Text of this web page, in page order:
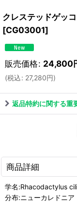
クレステッドゲッ
[CG03001]
販売価格: 24,800
(税込: 27,280円)
返品特約に関する重
商品詳細
学名:Rhacodactylus
分布:ニューカレドニア